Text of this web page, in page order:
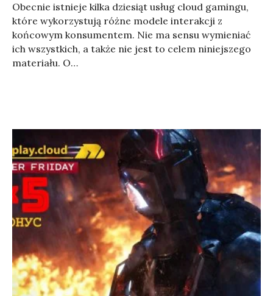
Obecnie istnieje kilka dziesiąt usług cloud gamingu,
które wykorzystują różne modele interakcji z
końcowym konsumentem. Nie ma sensu wymieniać
ich wszystkich, a także nie jest to celem niniejszego
materiału. O…